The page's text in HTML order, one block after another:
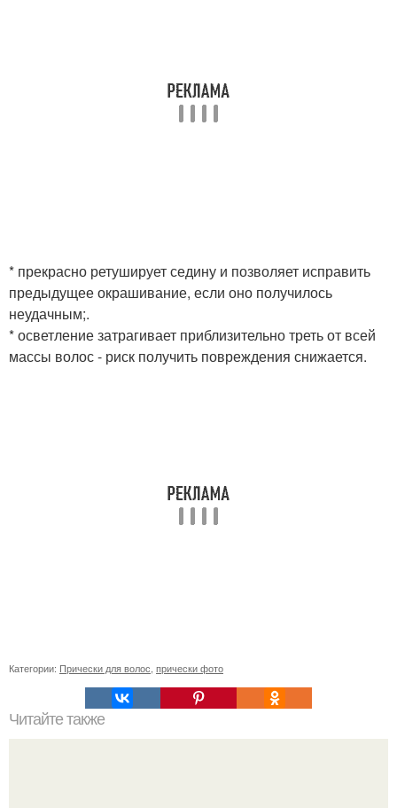
* прекрасно ретуширует седину и позволяет исправить
предыдущее окрашивание, если оно получилось
неудачным;.
* осветление затрагивает приблизительно треть от всей
массы волос - риск получить повреждения снижается.
Категории: Прически для волос прически фото
Читайте также